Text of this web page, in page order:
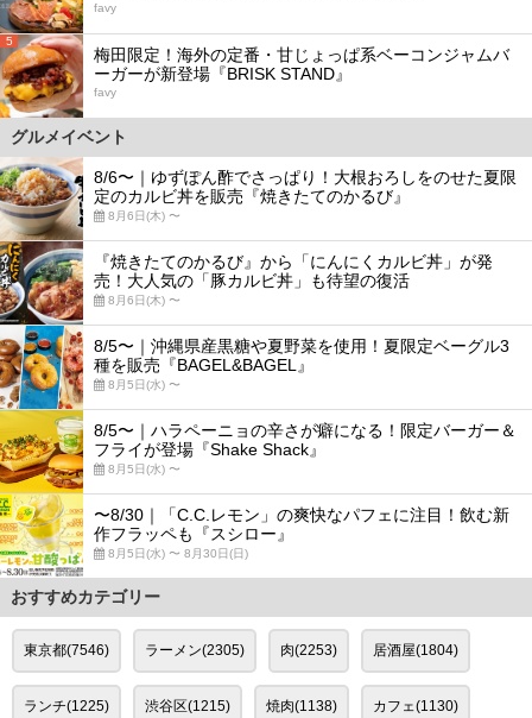
favy
5
梅田限定！海外の定番・甘じょっぱ系ベーコンジャムバ
ーガーが新登場『BRISK STAND』
favy
グルメイベント
8/6〜｜ゆずぽん酢でさっぱり！大根おろしをのせた夏限
定のカルビ丼を販売『焼きたてのかるび』
8月6日(木) 〜
『焼きたてのかるび』から「にんにくカルビ丼」が発
売！大人気の「豚カルビ丼」も待望の復活
8月6日(木) 〜
8/5〜｜沖縄県産黒糖や夏野菜を使用！夏限定ベーグル3
種を販売『BAGEL&BAGEL』
8月5日(水) 〜
8/5〜｜ハラペーニョの辛さが癖になる！限定バーガー＆
フライが登場『Shake Shack』
8月5日(水) 〜
〜8/30｜「C.C.レモン」の爽快なパフェに注目！飲む新
作フラッペも『スシロー』
8月5日(水) 〜 8月30日(日)
おすすめカテゴリー
東京都(7546) ラーメン(2305) 肉(2253) 居酒屋(1804)
ランチ(1225) 渋谷区(1215) 焼肉(1138) カフェ(1130)